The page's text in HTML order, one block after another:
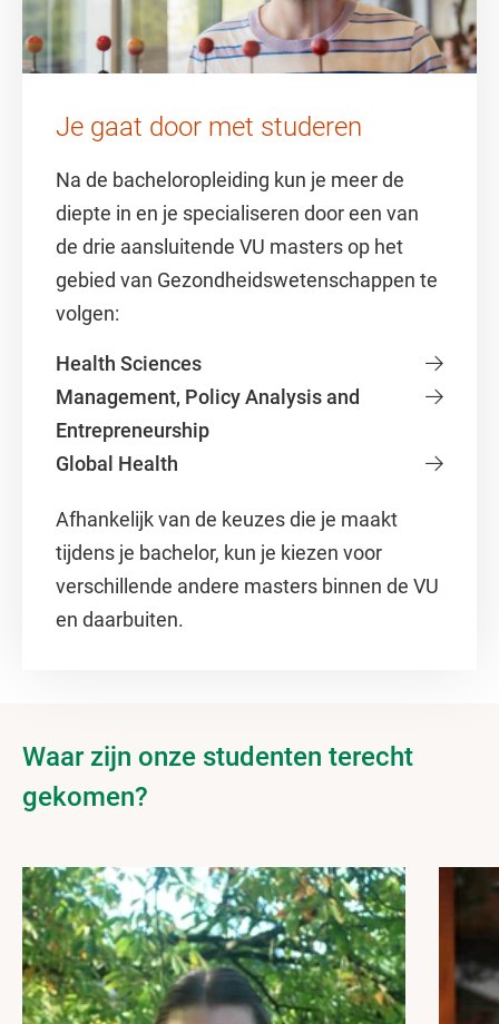
Je gaat door met studeren
Na de bacheloropleiding kun je meer de
diepte in en je specialiseren door een van
de drie aansluitende VU masters op het
gebied van Gezondheidswetenschappen te
volgen:
Health Sciences
Management, Policy Analysis and
Entrepreneurship
Global Health
Afhankelijk van de keuzes die je maakt
tijdens je bachelor, kun je kiezen voor
verschillende andere masters binnen de VU
en daarbuiten.
Waar zijn onze studenten terecht
gekomen?